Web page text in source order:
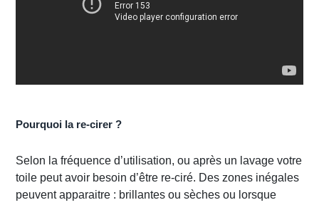
Pourquoi la re-cirer ?
Selon la fréquence d’utilisation, ou après un lavage votre
toile peut avoir besoin d’être re-ciré. Des zones inégales
peuvent apparaitre : brillantes ou sèches ou lorsque